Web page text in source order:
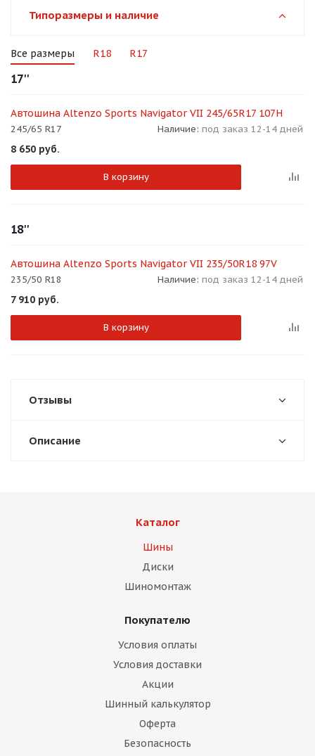
Типоразмеры и наличие
Все размеры R18 R17
17''
Автошина Altenzo Sports Navigator VII 245/65R17 107H
245/65 R17 Наличие: под заказ 12-14 дней
8 650 руб.
В корзину
18''
Автошина Altenzo Sports Navigator VII 235/50R18 97V
235/50 R18 Наличие: под заказ 12-14 дней
7 910 руб.
В корзину
Отзывы
Описание
Каталог
Шины
Диски
Шиномонтаж
Покупателю
Условия оплаты
Условия доставки
Акции
Шинный калькулятор
Оферта
Безопасность
об оплате Плайтом
раз в 2
plait.ru